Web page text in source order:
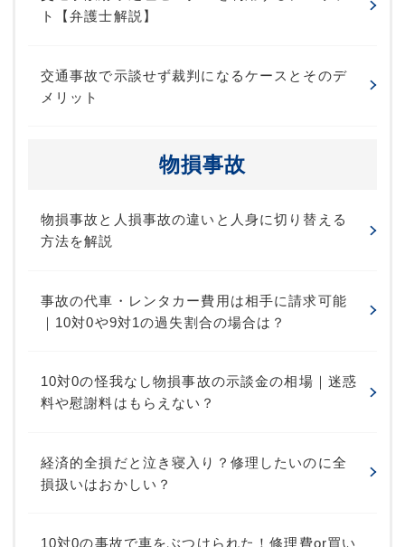
ト【弁護士解説】
交通事故で示談せず裁判になるケースとそのデ
メリット
物損事故
物損事故と人損事故の違いと人身に切り替える
方法を解説
事故の代車・レンタカー費用は相手に請求可能
｜10対0や9対1の過失割合の場合は？
10対0の怪我なし物損事故の示談金の相場｜迷惑
料や慰謝料はもらえない？
経済的全損だと泣き寝入り？修理したいのに全
損扱いはおかしい？
10対0の事故で車をぶつけられた！修理費or買い